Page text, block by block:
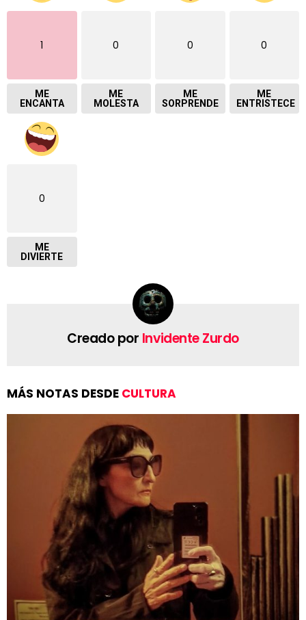
1
ME
ENCANTA
0
ME
MOLESTA
0
ME
SORPRENDE
0
ME
ENTRISTECE
0
ME
DIVIERTE
Creado por Invidente Zurdo
MÁS NOTAS DESDE CULTURA